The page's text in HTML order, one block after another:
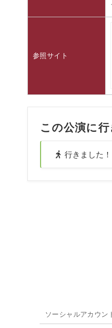
参照サイト
この公演に
行きました！
ソーシャルアカウン